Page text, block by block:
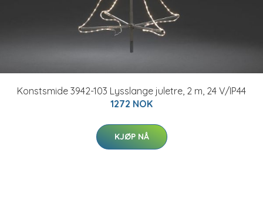
Konstsmide 3942-103 Lysslange juletre, 2 m, 24 V/IP44
1272 NOK
KJØP NÅ